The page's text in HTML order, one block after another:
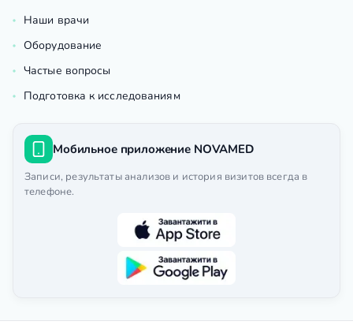
Наши врачи
Оборудование
Частые вопросы
Подготовка к исследованиям
Мобильное приложение NOVAMED
Записи, результаты анализов и история визитов всегда в
телефоне.